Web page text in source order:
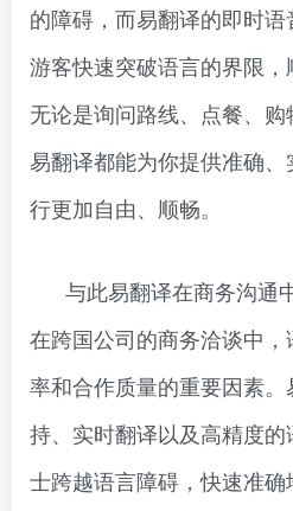
的障碍，而易翻译的即时
游客快速突破语言的界限，
无论是询问路线、点餐、购
易翻译都能为你提供准确
行更加自由、顺畅。
与此易翻译在商务沟通
在跨国公司的商务洽谈中
率和合作质量的重要因素
持、实时翻译以及高精度
士跨越语言障碍，快速准